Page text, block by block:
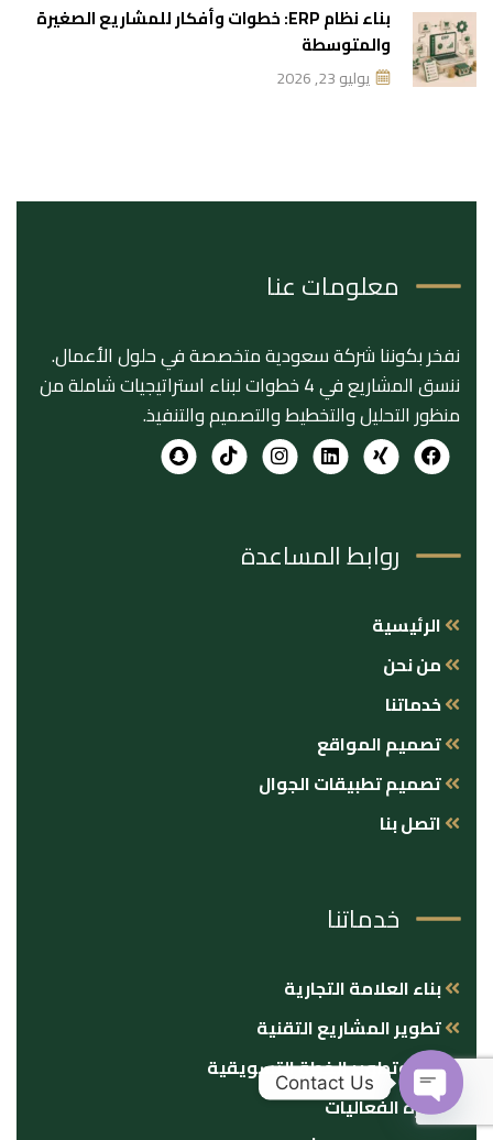
بناء نظام ERP: خطوات وأفكار للمشاريع الصغيرة
والمتوسطة
يوليو 23, 2026
معلومات عنا
نفخر بكوننا شركة سعودية متخصصة في حلول الأعمال.
ننسق المشاريع في 4 خطوات لبناء استراتيجيات شاملة من
منظور التحليل والتخطيط والتصميم والتنفيذ.
روابط المساعدة
الرئيسية
من نحن
خدماتنا
تصميم المواقع
تصميم تطبيقات الجوال
اتصل بنا
خدماتنا
بناء العلامة التجارية
تطوير المشاريع التقنية
بناء وتطوير الخطة التسويقية
إدارة الفعاليات
Contact Us